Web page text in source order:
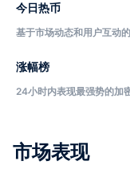
市场表现
今日热币
基于市场动态和用户互动
涨幅榜
24小时内表现最强势的加